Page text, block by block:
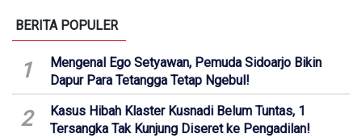
BERITA POPULER
1
Mengenal Ego Setyawan, Pemuda Sidoarjo Bikin
Dapur Para Tetangga Tetap Ngebul!
2
Kasus Hibah Klaster Kusnadi Belum Tuntas, 1
Tersangka Tak Kunjung Diseret ke Pengadilan!